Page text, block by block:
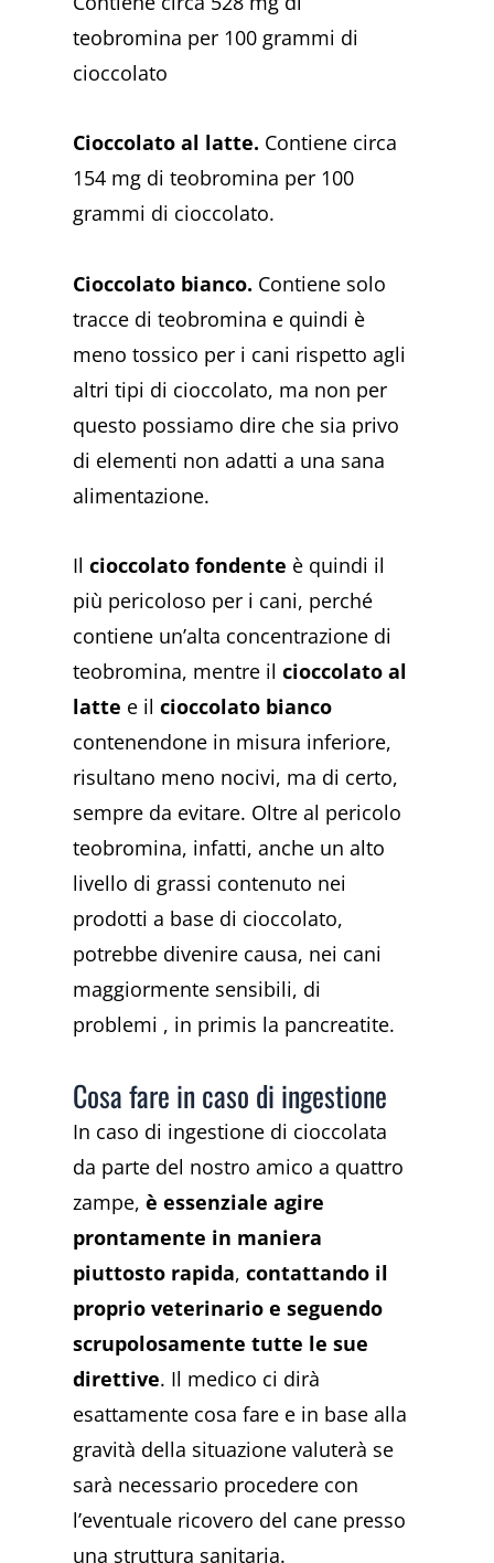
teobromina per 100 grammi di
cioccolato
Cioccolato al latte. Contiene circa
154 mg di teobromina per 100
grammi di cioccolato.
Cioccolato bianco. Contiene solo
tracce di teobromina e quindi è
meno tossico per i cani rispetto agli
altri tipi di cioccolato, ma non per
questo possiamo dire che sia privo
di elementi non adatti a una sana
alimentazione.
Ilcioccolato fondente è quindi il
più pericoloso per i cani, perché
contiene un’alta concentrazione di
teobromina, mentre ilcioccolato al
latte e ilcioccolato bianco
contenendone in misura inferiore,
risultano meno nocivi, ma di certo,
sempre da evitare. Oltre al pericolo
teobromina, infatti, anche un alto
livello di grassi contenuto nei
prodotti a base di cioccolato,
potrebbe divenire causa, nei cani
maggiormente sensibili, di
problemi , in primis la pancreatite.
Cosa fare in caso di ingestione
In caso di ingestione di cioccolata
da parte del nostro amico a quattro
zampe,è essenziale agire
prontamente in maniera
piuttosto rapida,contattando il
proprio veterinario e seguendo
scrupolosamente tutte le sue
direttive. Il medico ci dirà
esattamente cosa fare e in base alla
gravità della situazione valuterà se
sarà necessario procedere con
l’eventuale ricovero del cane presso
una struttura sanitaria.